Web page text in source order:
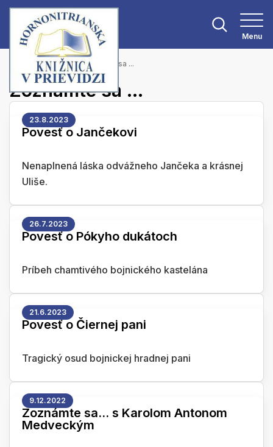
Menu
Hlavná stránka Zoznámte sa ...
Zoznámte sa ...
23.8.2023
Povesť o Jančekovi
Nenaplnená láska odvážneho Jančeka a krásnej
Uliše.
26.7.2023
Povesť o Pókyho dukátoch
Príbeh chamtivého bojnického kastelána
21.6.2023
Povesť o Čiernej pani
Tragický osud bojnickej hradnej pani
9.12.2022
Zoznámte sa... s Karolom Antonom
Medveckým